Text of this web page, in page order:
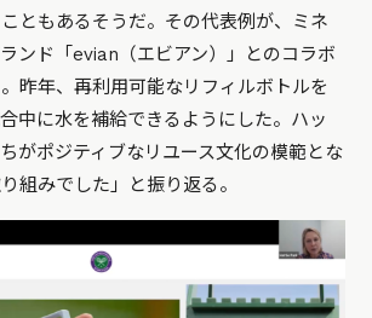
ともあるそうだ。その代表例が、ミネ
ンド「evian（エビアン）」とのコラボ
昨年、再利用可能なリフィルボトルを
中に水を補給できるようにした。ハッ
がポジティブなリユース文化の模範とな
組みでした」と振り返る。